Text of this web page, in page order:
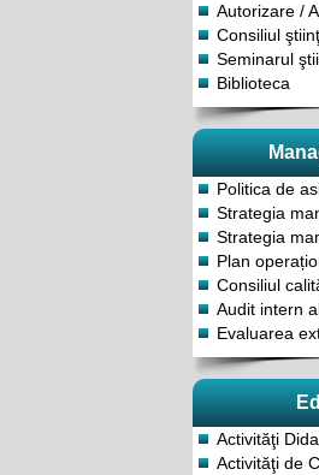
Autorizare /
Consiliul
Seminarul
Biblioteca
Politica de
Strategia
Strategia
Plan
Consiliul
Audit intern
Evaluarea
Activităţi
Activităţi de